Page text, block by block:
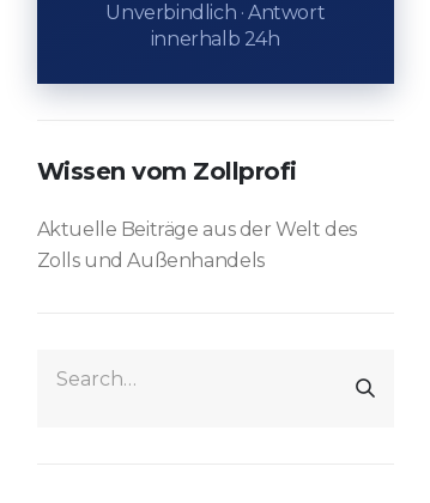
Unverbindlich · Antwort
innerhalb 24h
Wissen vom Zollprofi
Aktuelle Beiträge aus der Welt des
Zolls und Außenhandels